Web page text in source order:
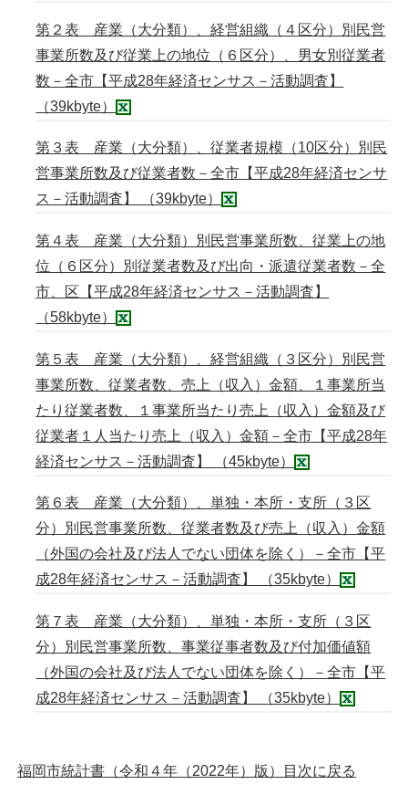
第２表 産業（大分類）、経営組織（４区分）別民営
事業所数及び従業上の地位（６区分）、男女別従業者
数－全市【平成28年経済センサス－活動調査】
（39kbyte）
第３表 産業（大分類）、従業者規模（10区分）別民
営事業所数及び従業者数－全市【平成28年経済センサ
ス－活動調査】 （39kbyte）
第４表 産業（大分類）別民営事業所数、従業上の地
位（６区分）別従業者数及び出向・派遣従業者数－全
市、区【平成28年経済センサス－活動調査】
（58kbyte）
第５表 産業（大分類）、経営組織（３区分）別民営
事業所数、従業者数、売上（収入）金額、１事業所当
たり従業者数、１事業所当たり売上（収入）金額及び
従業者１人当たり売上（収入）金額－全市【平成28年
経済センサス－活動調査】 （45kbyte）
第６表 産業（大分類）、単独・本所・支所（３区
分）別民営事業所数、従業者数及び売上（収入）金額
（外国の会社及び法人でない団体を除く）－全市【平
成28年経済センサス－活動調査】 （35kbyte）
第７表 産業（大分類）、単独・本所・支所（３区
分）別民営事業所数、事業従事者数及び付加価値額
（外国の会社及び法人でない団体を除く）－全市【平
成28年経済センサス－活動調査】 （35kbyte）
福岡市統計書（令和４年（2022年）版）目次に戻る